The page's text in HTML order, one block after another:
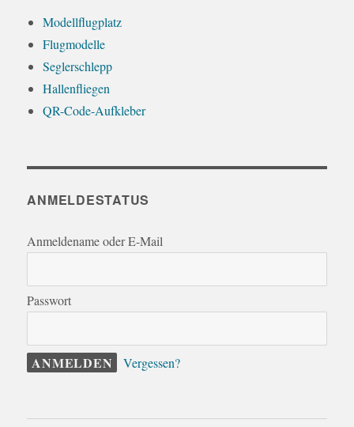
Modellflugplatz
Flugmodelle
Seglerschlepp
Hallenfliegen
QR-Code-Aufkleber
ANMELDESTATUS
Anmeldename oder E-Mail
Passwort
Vergessen?